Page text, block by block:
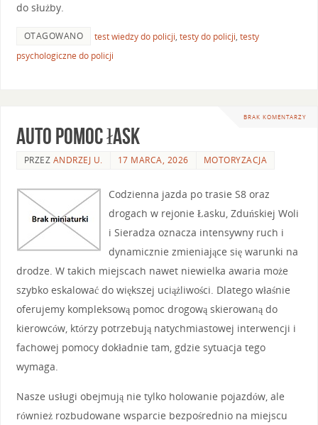
do służby.
OTAGOWANO test wiedzy do policji,testy do policji,testy
psychologiczne do policji
BRAK KOMENTARZY
Auto pomoc łask
PRZEZ ANDRZEJ U. 17 MARCA, 2026 MOTORYZACJA
Codzienna jazda po trasie S8 oraz
drogach w rejonie Łasku, Zduńskiej Woli
i Sieradza oznacza intensywny ruch i
dynamicznie zmieniające się warunki na
drodze. W takich miejscach nawet niewielka awaria może
szybko eskalować do większej uciążliwości. Dlatego właśnie
oferujemy kompleksową pomoc drogową skierowaną do
kierowców, którzy potrzebują natychmiastowej interwencji i
fachowej pomocy dokładnie tam, gdzie sytuacja tego
wymaga.
Nasze usługi obejmują nie tylko holowanie pojazdów, ale
również rozbudowane wsparcie bezpośrednio na miejscu